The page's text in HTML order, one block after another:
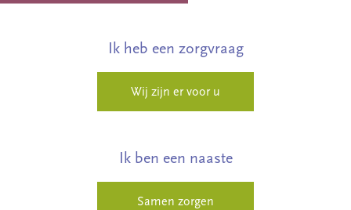
Ik heb een zorgvraag
Wij zijn er voor u
Ik ben een naaste
Samen zorgen